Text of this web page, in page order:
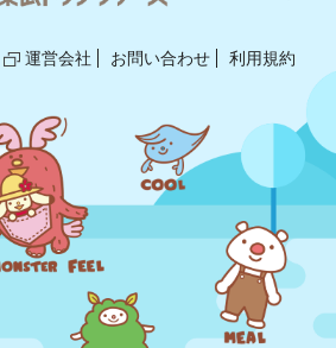
運営会社 お問い合わせ 利用規約